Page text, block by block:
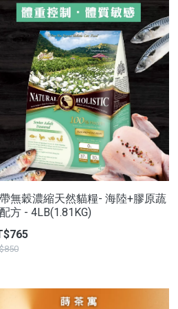
無穀濃縮天然貓糧- 海陸+膠原蔬
方 - 4LB(1.81KG)